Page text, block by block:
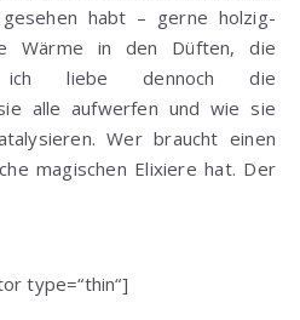
habt – gerne holzig-
Wärme in den Düften, die
ich liebe dennoch die
alle aufwerfen und wie sie
Wer braucht einen
magischen Elixiere hat. Der
type=“thin“]